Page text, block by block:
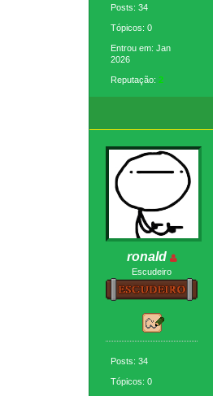
Posts: 34
Tópicos: 0
Entrou em: Jan
2026
Reputação:2
ronald
Escudeiro
Posts: 34
Tópicos: 0